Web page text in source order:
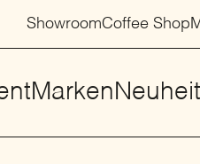
ShowroomCoffee Shop
Marken